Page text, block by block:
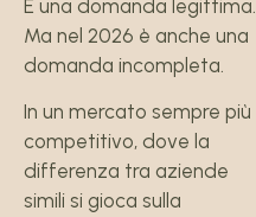
È una domanda legittima.
Ma nel 2026 è anche una
domanda incompleta.
In un mercato sempre più
competitivo, dove la
differenza tra aziende
simili si gioca sulla